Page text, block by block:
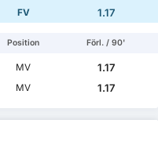
FV 1.17
Position Förl. / 90'
MV
1.17
MV 1.17